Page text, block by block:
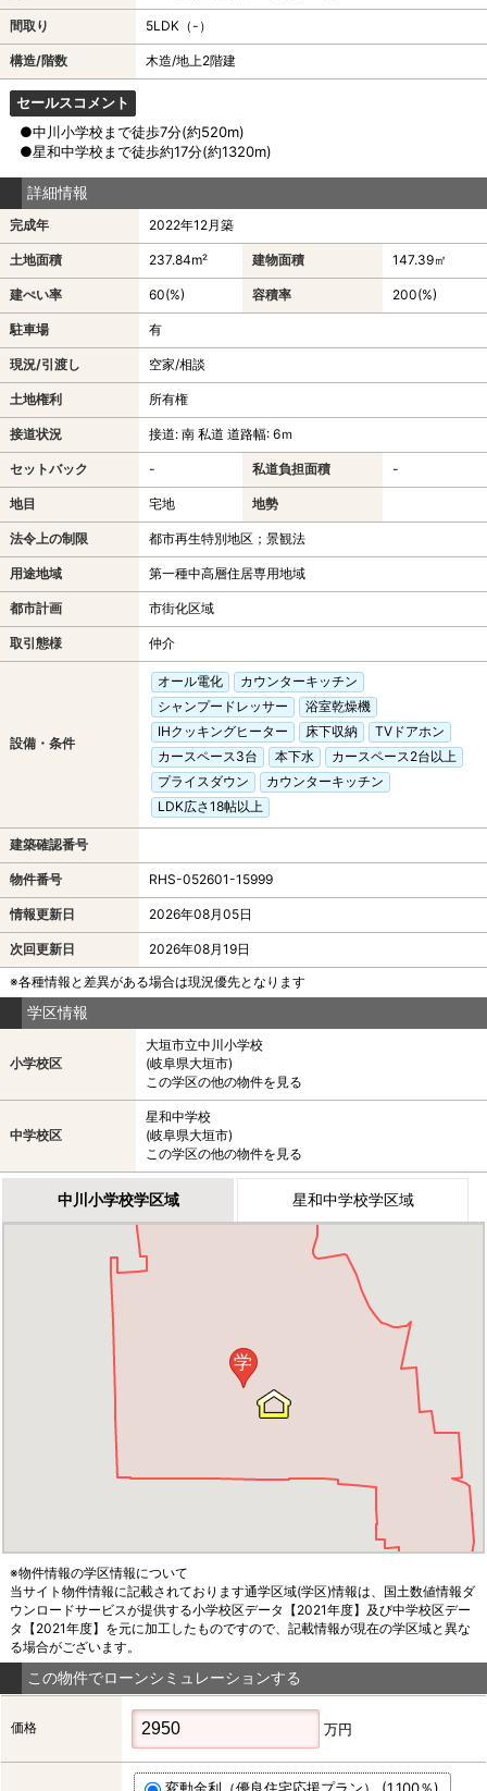
間取り 5LDK（-）
構造/階数 木造/地上2階建
セールスコメント
●中川小学校まで徒歩7分(約520m)
●星和中学校まで徒歩約17分(約1320m)
詳細情報
完成年 2022年12月築
土地面積 237.84m² 建物面積 147.39㎡
建ぺい率 60(%) 容積率 200(%)
駐車場 有
現況/引渡し 空家/相談
土地権利 所有権
接道状況 接道: 南 私道 道路幅: 6ｍ
セットバック - 私道負担面積 -
地目 宅地 地勢
法令上の制限 都市再生特別地区；景観法
用途地域 第一種中高層住居専用地域
都市計画 市街化区域
取引態様 仲介
設備・条件
オール電化
カウンターキッチン
シャンプードレッサー
浴室乾燥機
IHクッキングヒーター
床下収納
TVドアホン
カースペース3台
本下水
カースペース2台以上
プライスダウン
カウンターキッチン
LDK広さ18帖以上
建築確認番号
物件番号 RHS-052601-15999
情報更新日 2026年08月05日
次回更新日
2026年08月19日
※各種情報と差異がある場合は現況優先となります
学区情報
小学校区
大垣市立中川小学校
(岐阜県大垣市)
この学区の他の物件を見る
中学校区
星和中学校
(岐阜県大垣市)
この学区の他の物件を見る
中川小学校学区域 星和中学校学区域
学
※物件情報の学区情報について
当サイト物件情報に記載されております通学区域(学区)情報は、国土数値情報ダ
ウンロードサービスが提供する小学校区データ【2021年度】及び中学校区デー
タ【2021年度】を元に加工したものですので、記載情報が現在の学区域と異な
る場合がございます。
この物件でローンシミュレーションする
価格 万円